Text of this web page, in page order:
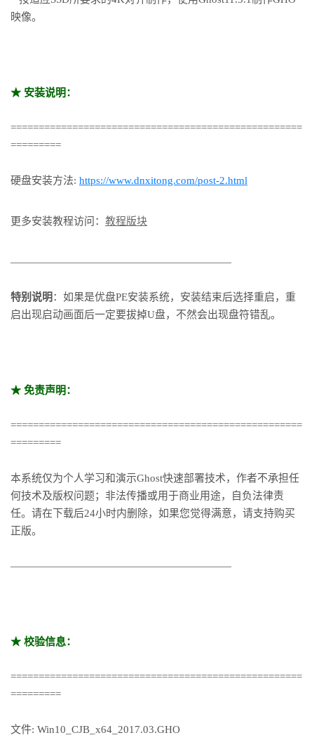
映像。
★ 安装说明：
====================================================
=========
硬盘安装方法: https://www.dnxitong.com/post-2.html
更多安装教程访问： 教程版块
—————————————————————
特别说明 ：如果是优盘PE安装系统，安装结束后选择重启，重
启出现启动画面后一定要拔掉U盘，不然会出现盘符错乱。
★ 免责声明：
====================================================
=========
本系统仅为个人学习和演示Ghost快速部署技术，作者不承担任
何技术及版权问题；非法传播或用于商业用途，自负法律责
任。请在下载后24小时内删除，如果您觉得满意，请支持购买
正版。
—————————————————————
★ 校验信息：
====================================================
=========
文件: Win10_CJB_x64_2017.03.GHO